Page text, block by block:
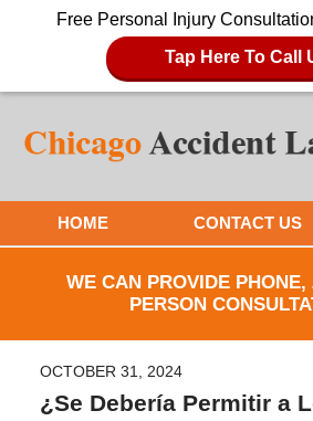
Free Personal Injury
Tap Here To Call
HOME CONTACT US
WE CAN PROVIDE PHONE,
PERSON
OCTOBER 31, 2024
¿Se Debería Permitir a